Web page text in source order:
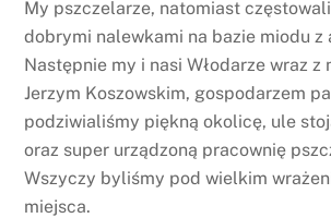
My pszczelarze, natomiast
dobrymi nalewkami na bazie miodu z
Następnie my i nasi Włodarze wraz z
Jerzym Koszowskim, gospodarzem
podziwialiśmy piękną okolicę, ule
oraz super urządzoną pracownię
Wszyczy byliśmy pod wielkim
miejsca.